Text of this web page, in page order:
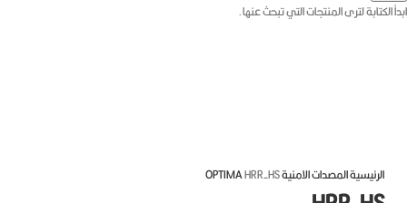
المصدات الامنية OPTIMAHRR-HS
لترى المنتجات التي تبحث عنها.